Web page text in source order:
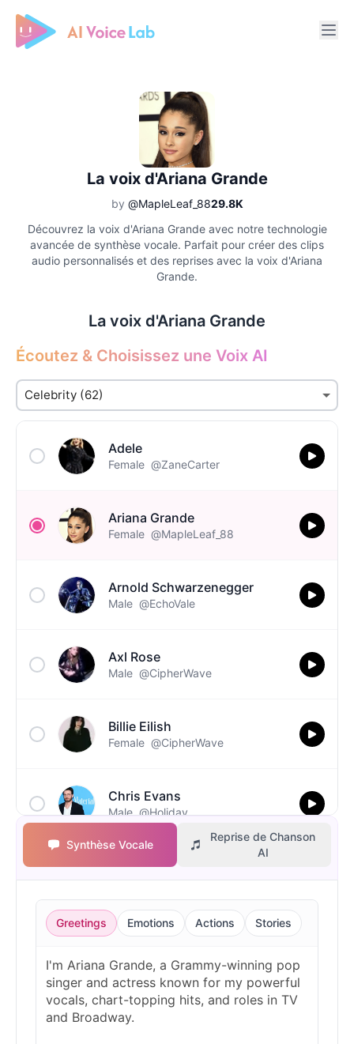
Free AI Cover & AI Voice Over
La voix d'Ariana Grande
by @MapleLeaf_8829.8K
Découvrez la voix d'Ariana Grande avec notre technologie
avancée de synthèse vocale. Parfait pour créer des clips
audio personnalisés et des reprises avec la voix d'Ariana
Grande.
La voix d'Ariana Grande
Écoutez & Choisissez une Voix AI
Adele
Female @ZaneCarter
Ariana Grande
Female @MapleLeaf_88
Arnold Schwarzenegger
Male @EchoVale
Axl Rose
Male @CipherWave
Billie Eilish
Female @CipherWave
Chris Evans
Male @Holiday
Christopher Walken
Male @Kairox
David Attenborough
Diddy
Male
Synthèse Vocale
Reprise de Chanson
AI
Greetings Emotions Actions Stories